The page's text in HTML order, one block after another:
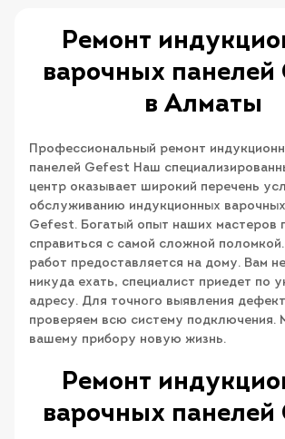
Ремонт
варочных панелей
в Алматы
Профессиональный ремонт
панелей Gefest Наш
центр оказывает широкий перечень
обслуживанию индукционных
Gefest. Богатый опыт наших мастеров
справиться с самой сложной
работ предоставляется на дому. Вам
никуда ехать, специалист приедет по
адресу. Для точного выявления
проверяем всю систему подключения.
вашему прибору новую жизнь.
Ремонт
варочных панелей